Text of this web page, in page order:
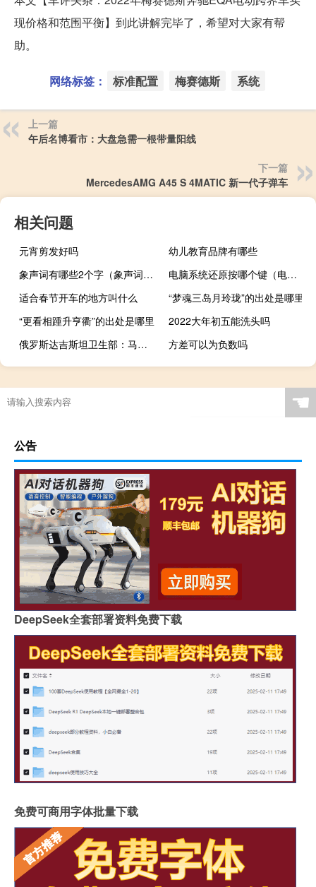
现价格和范围平衡】到此讲解完毕了，希望对大家有帮
助。
网络标签： 标准配置 梅赛德斯 系统
上一篇
午后名博看市：大盘急需一根带量阳线
下一篇
MercedesAMG A45 S 4MATIC 新一代子弹车
相关问题
元宵剪发好吗
幼儿教育品牌有哪些
象声词有哪些2个字（象声词有哪些）
电脑系统还原按哪个键（电脑系统还原）
适合春节开车的地方叫什么
“梦魂三岛月玲珑”的出处是哪里
“更看相踵升亨衢”的出处是哪里
2022大年初五能洗头吗
俄罗斯达吉斯坦卫生部：马哈奇卡拉加油站爆炸事故已致12人死亡
方差可以为负数吗
☚
公告
DeepSeek全套部署资料免费下载
免费可商用字体批量下载